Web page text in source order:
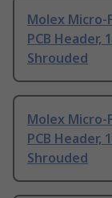
Molex
PCB Header,
Shrouded
Molex
PCB Header,
Shrouded